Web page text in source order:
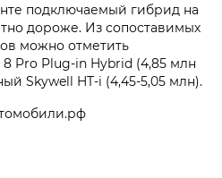
подключаемый гибрид на
дороже. Из сопоставимых
можно отметить
Pro Plug-in Hybrid (4,85 млн
Skywell HT-i (4,45-5,05 млн).